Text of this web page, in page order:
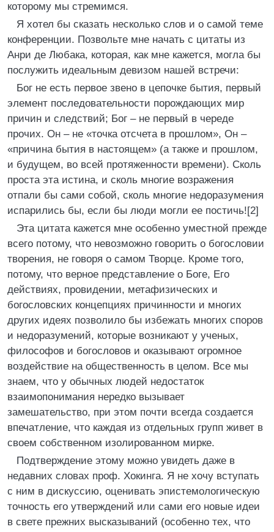
которому мы стремимся.
Я хотел бы сказать несколько слов и о самой теме
конференции. Позвольте мне начать с цитаты из
Анри де Любака, которая, как мне кажется, могла бы
послужить идеальным девизом нашей встречи:
Бог не есть первое звено в цепочке бытия, первый
элемент последовательности порождающих мир
причин и следствий; Бог – не первый в череде
прочих. Он – не «точка отсчета в прошлом», Он –
«причина бытия в настоящем» (а также и прошлом,
и будущем, во всей протяженности времени). Сколь
проста эта истина, и сколь многие возражения
отпали бы сами собой, сколь многие недоразумения
испарились бы, если бы люди могли ее постичь![2]
Эта цитата кажется мне особенно уместной прежде
всего потому, что невозможно говорить о богословии
творения, не говоря о самом Творце. Кроме того,
потому, что верное представление о Боге, Его
действиях, провидении, метафизических и
богословских концепциях причинности и многих
других идеях позволило бы избежать многих споров
и недоразумений, которые возникают у ученых,
философов и богословов и оказывают огромное
воздействие на общественность в целом. Все мы
знаем, что у обычных людей недостаток
взаимопонимания нередко вызывает
замешательство, при этом почти всегда создается
впечатление, что каждая из отдельных групп живет в
своем собственном изолированном мирке.
Подтверждение этому можно увидеть даже в
недавних словах проф. Хокинга. Я не хочу вступать
с ним в дискуссию, оценивать эпистемологическую
точность его утверждений или сами его новые идеи
в свете прежних высказываний (особенно тех, что